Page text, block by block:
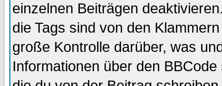
einzelnen Beiträgen
die Tags sind von den
große Kontrolle darüber, was
Informationen über den